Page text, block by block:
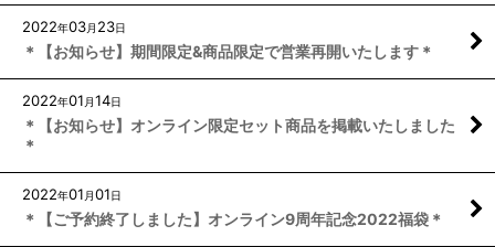
2022年03月 23日
＊【お知らせ】期間限定&商品限定で営業再開いたします＊
2022年01 月14日
＊【お知らせ】オンライン限定セット商品を掲載いたしました
＊
2022年01 月01日
＊【ご予約終了しました】オンライン9周年記念2022福袋＊